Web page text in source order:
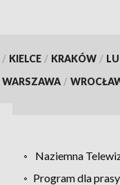
/ KIELCE / KRAKÓW /
WARSZAWA /
Naziemna
Program dla prasy